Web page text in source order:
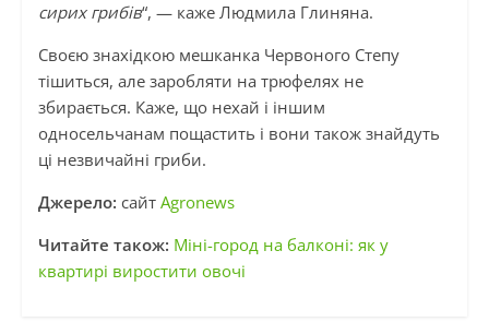
сирих грибів“, — каже Людмила Глиняна.
Своєю знахідкою мешканка Червоного Степу
тішиться, але заробляти на трюфелях не
збирається. Каже, що нехай і іншим
односельчанам пощастить і вони також знайдуть
ці незвичайні гриби.
Джерело: сайт Agronews
Читайте також: Міні-город на балконі: як у
квартирі виростити овочі